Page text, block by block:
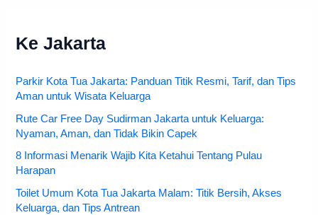
Ke Jakarta
Parkir Kota Tua Jakarta: Panduan Titik Resmi, Tarif, dan Tips
Aman untuk Wisata Keluarga
Rute Car Free Day Sudirman Jakarta untuk Keluarga:
Nyaman, Aman, dan Tidak Bikin Capek
8 Informasi Menarik Wajib Kita Ketahui Tentang Pulau
Harapan
Toilet Umum Kota Tua Jakarta Malam: Titik Bersih, Akses
Keluarga, dan Tips Antrean